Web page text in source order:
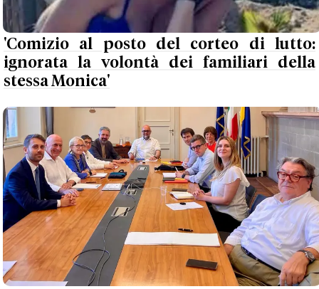
'Comizio al posto del corteo di lutto:
ignorata la volontà dei familiari della
stessa Monica'